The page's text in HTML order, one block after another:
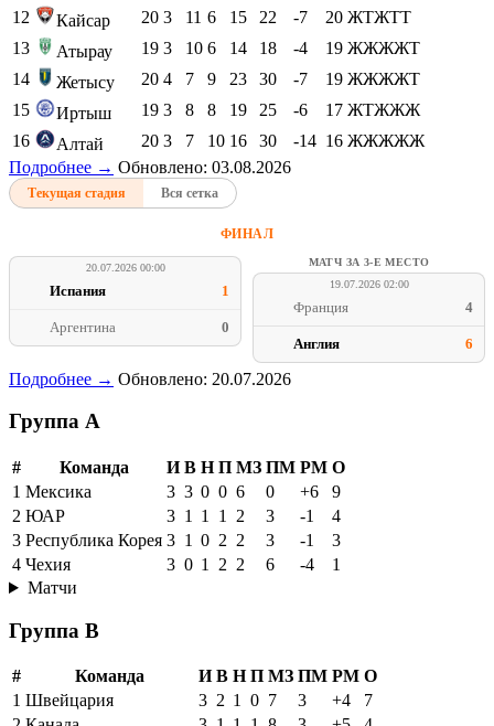
12
Кайсар 20 3 11 6 15 22 -7 20 ЖТЖТТ
13
Атырау 19 3 10 6 14 18 -4 19 ЖЖЖЖТ
14
Жетысу 20 4 7 9 23 30 -7 19 ЖЖЖЖТ
15
Иртыш 19 3 8 8 19 25 -6 17 ЖТЖЖЖ
16
Алтай 20 3 7 10 16 30 -14 16 ЖЖЖЖЖ
Подробнее → Обновлено: 03.08.2026
Текущая стадия Вся сетка
ФИНАЛ
20.07.2026 00:00
Испания 1
Аргентина 0
МАТЧ ЗА 3-Е МЕСТО
19.07.2026 02:00
Франция 4
Англия 6
Подробнее → Обновлено: 20.07.2026
Группа A
# Команда И В Н П МЗ ПМ РМ О
1 Мексика 3 3 0 0 6 0 +6
9
2 ЮАР 3 1 1 1 2 3 -1
4
3 Республика Корея 3 1 0 2 2 3 -1
3
4 Чехия 3 0 1 2 2 6 -4
1
Матчи
Группа B
# Команда И В Н П МЗ ПМ РМ О
1 Швейцария 3 2 1 0 7 3 +4
7